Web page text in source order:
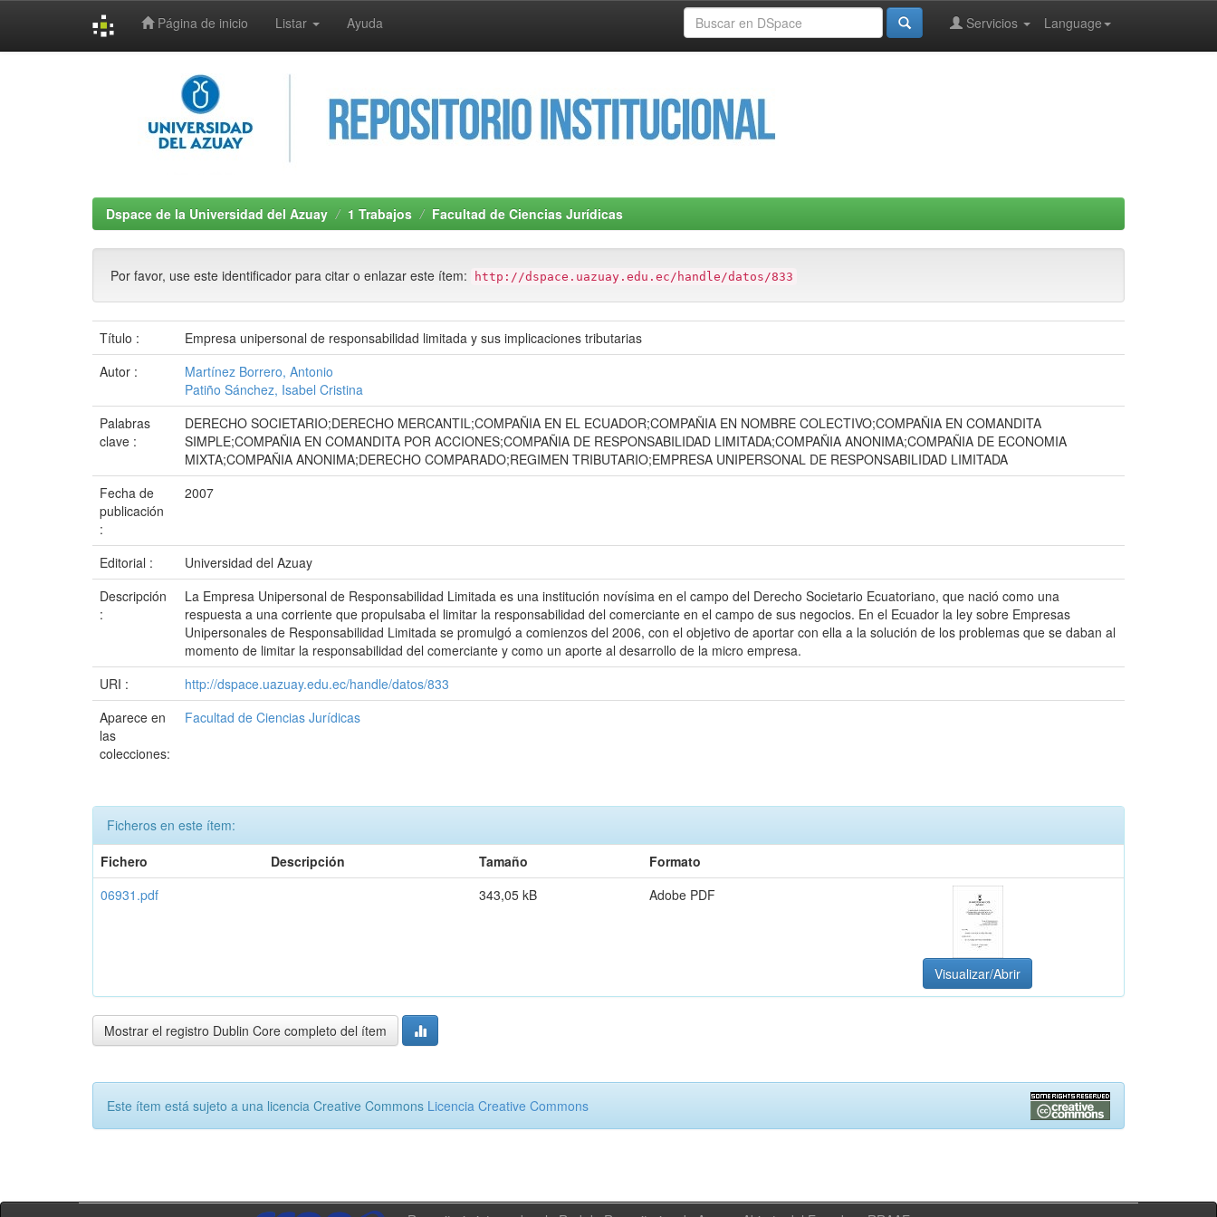
Página de inicio Listar Ayuda Language
Servicios
Dspace de la Universidad del Azuay 1 Trabajos Facultad de Ciencias Jurídicas
Por favor, use este identificador para citar o enlazar este ítem: http://dspace.uazuay.edu.ec/handle/datos/833
Título :
Empresa unipersonal de responsabilidad limitada y sus implicaciones tributarias
Autor :
Martínez Borrero, Antonio
Patiño Sánchez, Isabel Cristina
Palabras
clave :
DERECHO SOCIETARIO;DERECHO MERCANTIL;COMPAÑIA EN EL ECUADOR;COMPAÑIA EN NOMBRE COLECTIVO;COMPAÑIA EN COMANDITA
SIMPLE;COMPAÑIA EN COMANDITA POR ACCIONES;COMPAÑIA DE RESPONSABILIDAD LIMITADA;COMPAÑIA ANONIMA;COMPAÑIA DE ECONOMIA
MIXTA;COMPAÑIA ANONIMA;DERECHO COMPARADO;REGIMEN TRIBUTARIO;EMPRESA UNIPERSONAL DE RESPONSABILIDAD LIMITADA
Fecha de
publicación
:
2007
Editorial :
Universidad del Azuay
Descripción
:
La Empresa Unipersonal de Responsabilidad Limitada es una institución novísima en el campo del Derecho Societario Ecuatoriano, que nació como una
respuesta a una corriente que propulsaba el limitar la responsabilidad del comerciante en el campo de sus negocios. En el Ecuador la ley sobre Empresas
Unipersonales de Responsabilidad Limitada se promulgó a comienzos del 2006, con el objetivo de aportar con ella a la solución de los problemas que se daban al
momento de limitar la responsabilidad del comerciante y como un aporte al desarrollo de la micro empresa.
URI :
http://dspace.uazuay.edu.ec/handle/datos/833
Aparece en
las
colecciones:
Facultad de Ciencias Jurídicas
Ficheros en este ítem:
Fichero
Descripción Tamaño
Formato
06931.pdf
343,05 kB Adobe PDF
Visualizar/Abrir
Mostrar el registro Dublin Core completo del ítem
Este ítem está sujeto a una licencia Creative Commons Licencia Creative Commons